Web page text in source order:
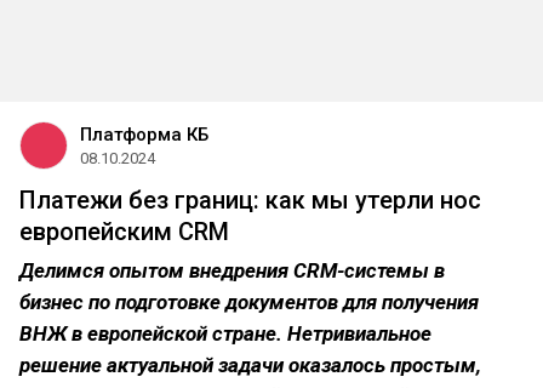
Платформа КБ
08.10.2024
Платежи без границ: как мы утерли нос
европейским CRM
Делимся опытом внедрения CRM-системы в
бизнес по подготовке документов для получения
ВНЖ в европейской стране. Нетривиальное
решение актуальной задачи оказалось простым,